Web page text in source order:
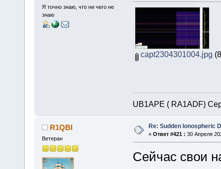
Я точно знаю, что ни чего не
знаю
capt2304301004.jpg
UB1APE ( RA1ADF)
R1QBI
Ветеран
Re: Sudden Ionospheric
« Ответ #421 : 30 Апреля
Сейчас свои